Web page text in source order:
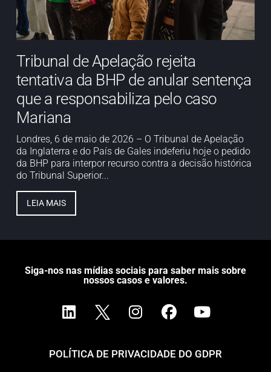
Tribunal de Apelação rejeita
tentativa da BHP de anular sentença
que a responsabiliza pelo caso
Mariana
Londres, 6 de maio de 2026 – O Tribunal de Apelação
da Inglaterra e do País de Gales indeferiu hoje o pedido
da BHP para interpor recurso contra a decisão histórica
do Tribunal Superior...
LEIA MAIS
Siga-nos nas mídias sociais para saber mais sobre
nossos casos e valores.
POLÍTICA DE PRIVACIDADE DO GDPR